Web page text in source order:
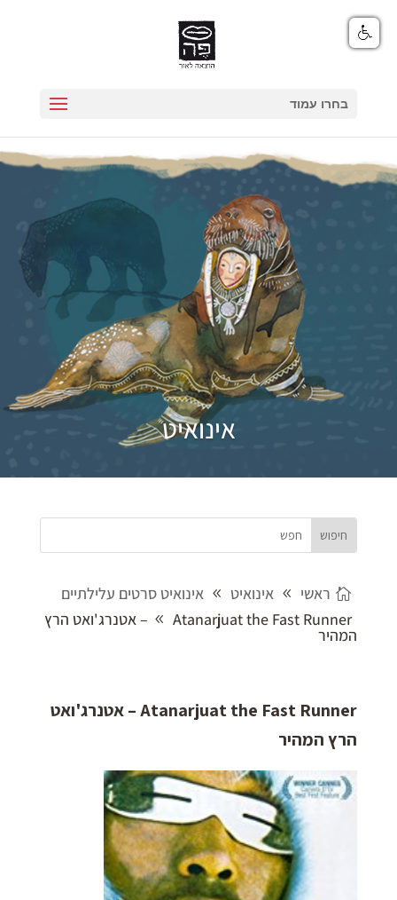
בחרו עמוד
אינואיט
ראשי אינואיט
אינואיט סרטים עלילתיים
Atanarjuat the Fast Runner – אטנרג'ואט הרץ
המהיר
Atanarjuat the Fast Runner – אטנרג'ואט
הרץ המהיר